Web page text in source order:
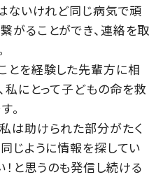
ないけれど同じ病気で頑
がることができ、連絡を取
とを経験した先輩方に相
私にとって子どもの命を救
。
は助けられた部分がたく
同じように情報を探してい
と思うのも発信し続ける